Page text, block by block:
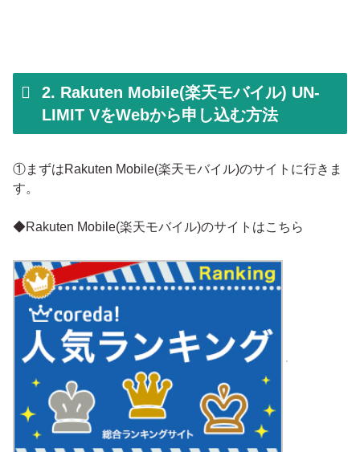
2. Rakuten Mobile(楽天モバイル) UN-
LIMIT VをWebから申し込む方法
①まずはRakuten Mobile(楽天モバイル)のサイトに行きま
す。
◆Rakuten Mobile(楽天モバイル)のサイトはこちら